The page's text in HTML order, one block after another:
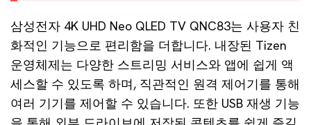
삼성전자 4K UHD Neo QLED TV QNC83는 사용자 친
화적인 기능으로 편리함을 더합니다. 내장된 Tizen
운영체제는 다양한 스트리밍 서비스와 앱에 쉽게 액
세스할 수 있도록 하며, 직관적인 원격 제어기를 통해
여러 기기를 제어할 수 있습니다. 또한 USB 재생 기능